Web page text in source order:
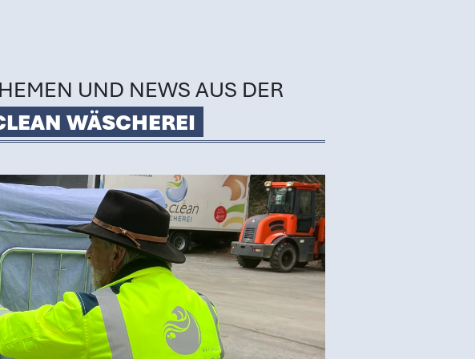
UND NEWS AUS DER
WÄSCHEREI